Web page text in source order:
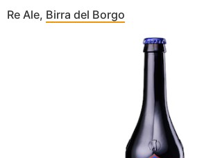
Re Ale, Birra del Borgo